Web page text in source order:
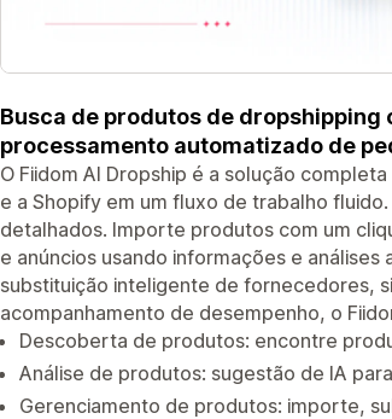
Busca de produtos de dropshipping
processamento automatizado de
O Fiidom AI Dropship é a solução
e a Shopify em um fluxo de trabalho
detalhados. Importe produtos com um
e anúncios usando informações e
substituição inteligente de fornecedores,
acompanhamento de desempenho, o
Descoberta de produtos: encontre
Análise de produtos: sugestão de IA
Gerenciamento de produtos: importe,